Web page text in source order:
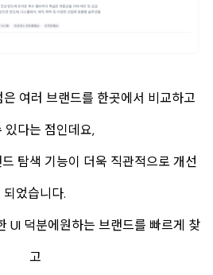
여러 브랜드를 한곳에서 비교하고
있다는 점인데요,
탐색 기능이 더욱 직관적으로 개선
되었습니다.
UI 덕분에원하는 브랜드를 빠르게 찾
고